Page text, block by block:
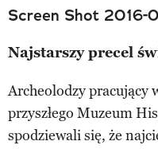
Screen Shot 2016-
Najstarszy precel
Archeolodzy pracujący
przyszłego Muzeum
spodziewali się, że